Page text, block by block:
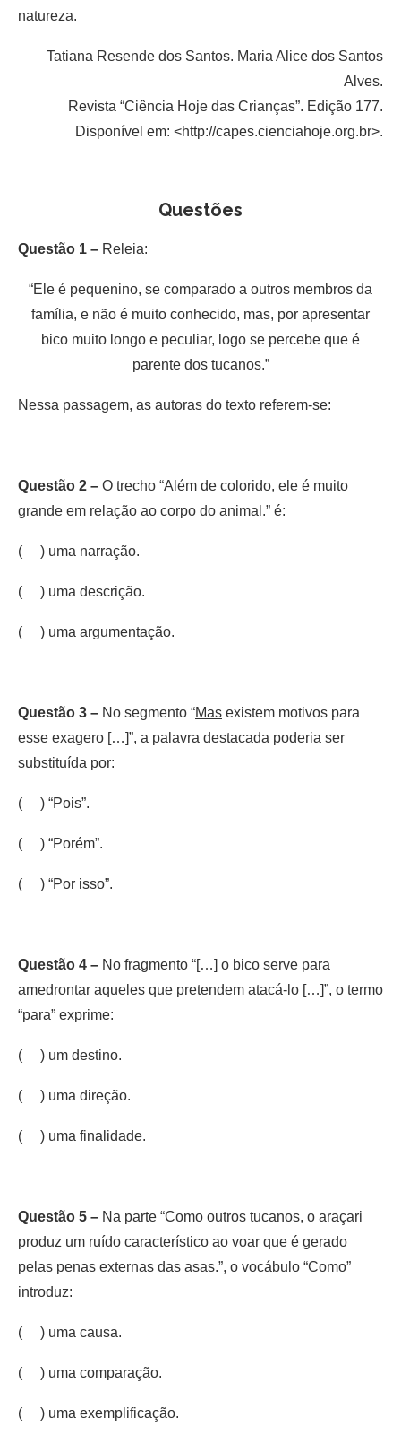
natureza.
Tatiana Resende dos Santos. Maria Alice dos Santos
Alves.
Revista “Ciência Hoje das Crianças”. Edição 177.
Disponível em: <http://capes.cienciahoje.org.br>.
Questões
Questão 1 – Releia:
“Ele é pequenino, se comparado a outros membros da
família, e não é muito conhecido, mas, por apresentar
bico muito longo e peculiar, logo se percebe que é
parente dos tucanos.”
Nessa passagem, as autoras do texto referem-se:
Questão 2 – O trecho “Além de colorido, ele é muito
grande em relação ao corpo do animal.” é:
( ) uma narração.
( ) uma descrição.
( ) uma argumentação.
Questão 3 – No segmento “Mas existem motivos para
esse exagero […]”, a palavra destacada poderia ser
substituída por:
( ) “Pois”.
( ) “Porém”.
( ) “Por isso”.
Questão 4 – No fragmento “[…] o bico serve para
amedrontar aqueles que pretendem atacá-lo […]”, o termo
“para” exprime:
( ) um destino.
( ) uma direção.
( ) uma finalidade.
Questão 5 – Na parte “Como outros tucanos, o araçari
produz um ruído característico ao voar que é gerado
pelas penas externas das asas.”, o vocábulo “Como”
introduz:
( ) uma causa.
( ) uma comparação.
( ) uma exemplificação.